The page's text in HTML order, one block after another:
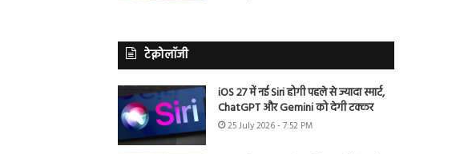
टेक्नोलॉजी
iOS 27 में नई Siri होगी पहले से ज्यादा स्मार्ट,
ChatGPT और Gemini को देगी टक्कर
25 July 2026 - 7:52 PM